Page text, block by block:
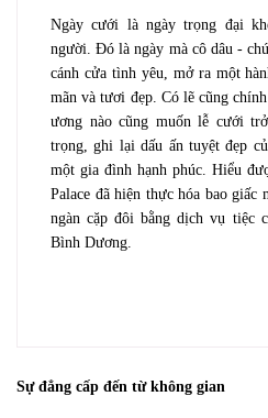
Ngày cưới là ngày trọng đại
người. Đó là ngày mà cô dâu -
cánh cửa tình yêu, mở ra một
mãn và tươi đẹp. Có lẽ cũng
ương nào cũng muốn lễ cưới
trọng, ghi lại dấu ấn tuyệt đẹp
một gia đình hạnh phúc. Hiểu
Palace đã hiện thực hóa bao giấc
ngàn cặp đôi bằng dịch vụ tiệc
Bình Dương.
Sự đẳng cấp đến từ không gian